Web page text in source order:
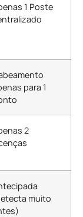
1 Poste
para 1
2
muito